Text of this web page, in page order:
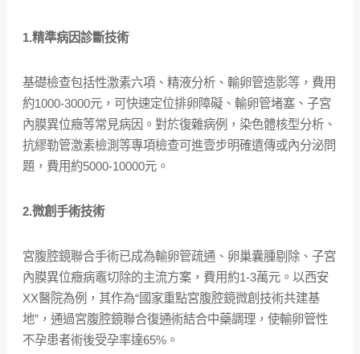
1.精準病因診斷技術
基礎檢查包括性激素六項、精液分析、輸卵管造影等，費用
約1000-3000元，可快速定位排卵障礙、輸卵管堵塞、子宮
內膜異位癥等常見病因。對於復雜病例，染色體核型分析、
抗繆勒管激素檢測等專項檢查可進壹步明確遺傳或內分泌問
題，費用約5000-10000元。
2.微創手術技術
宮腹腔鏡聯合手術已成為輸卵管疏通、卵巢囊腫剔除、子宮
內膜異位癥病竈切除的主流方案，費用約1-3萬元。以西安
XX醫院為例，其作為“國家重點宮腹腔鏡微創技術共建基
地”，通過宮腹腔鏡聯合復通術結合中藥調理，使輸卵管性
不孕患者術後受孕率達65%。